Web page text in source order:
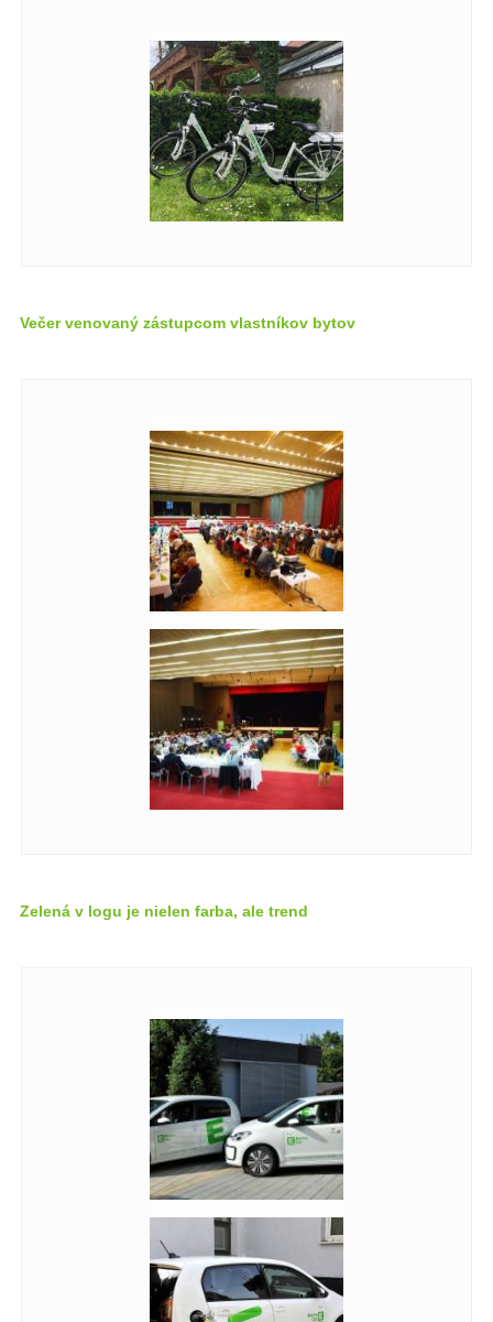
Večer venovaný zástupcom vlastníkov bytov
Zelená v logu je nielen farba, ale trend